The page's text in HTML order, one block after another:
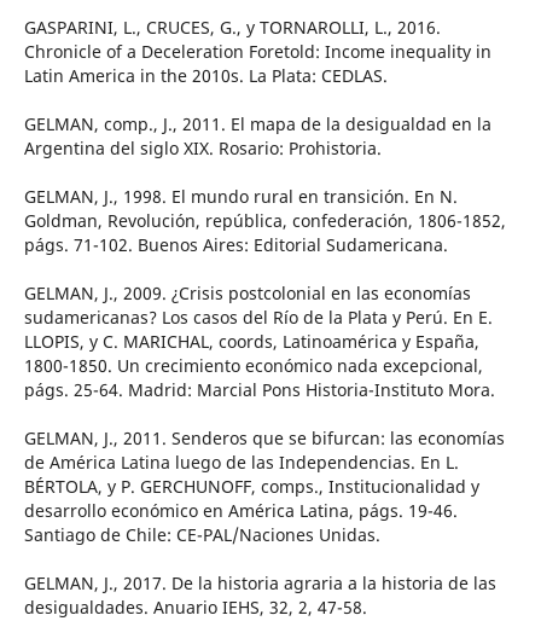
GASPARINI, L., CRUCES, G., y TORNAROLLI, L., 2016.
Chronicle of a Deceleration Foretold: Income inequality in
Latin America in the 2010s. La Plata: CEDLAS.
GELMAN, comp., J., 2011. El mapa de la desigualdad en la
Argentina del siglo XIX. Rosario: Prohistoria.
GELMAN, J., 1998. El mundo rural en transición. En N.
Goldman, Revolución, república, confederación, 1806-1852,
págs. 71-102. Buenos Aires: Editorial Sudamericana.
GELMAN, J., 2009. ¿Crisis postcolonial en las economías
sudamericanas? Los casos del Río de la Plata y Perú. En E.
LLOPIS, y C. MARICHAL, coords, Latinoamérica y España,
1800-1850. Un crecimiento económico nada excepcional,
págs. 25-64. Madrid: Marcial Pons Historia-Instituto Mora.
GELMAN, J., 2011. Senderos que se bifurcan: las economías
de América Latina luego de las Independencias. En L.
BÉRTOLA, y P. GERCHUNOFF, comps., Institucionalidad y
desarrollo económico en América Latina, págs. 19-46.
Santiago de Chile: CE-PAL/Naciones Unidas.
GELMAN, J., 2017. De la historia agraria a la historia de las
desigualdades. Anuario IEHS, 32, 2, 47-58.